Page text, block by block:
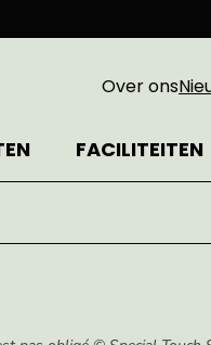
Over ons
FACILITEITEN